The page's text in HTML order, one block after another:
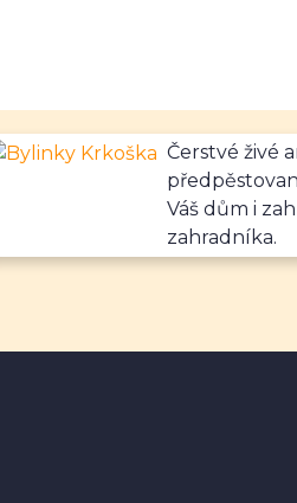
Čerstvé živé
Váš dům i
zahradníka.